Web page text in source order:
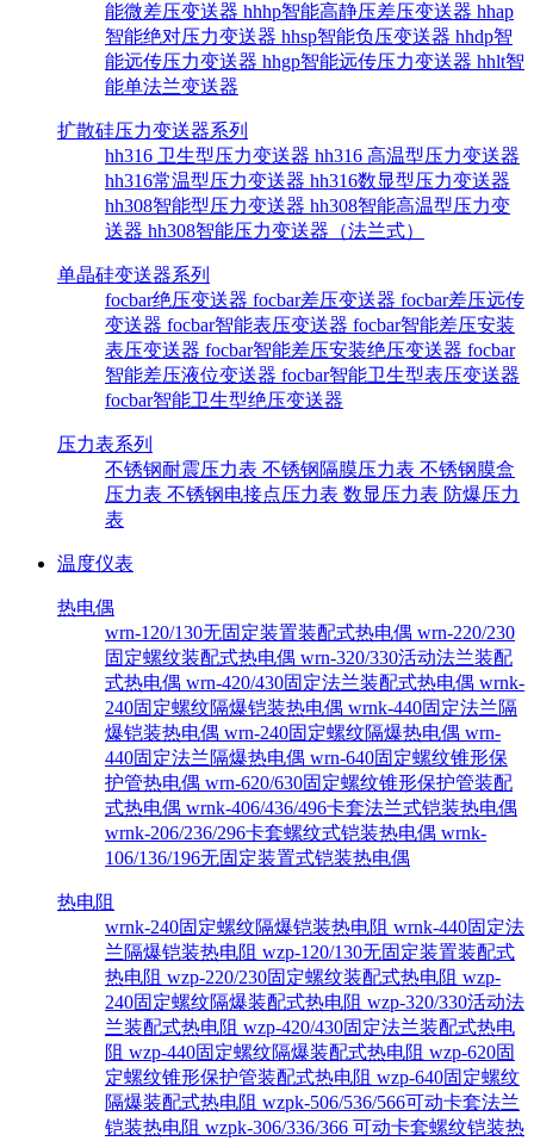
能微差压变送器 hhhp智能高静压差压变送器 hhap
智能绝对压力变送器 hhsp智能负压变送器 hhdp智
能远传压力变送器 hhgp智能远传压力变送器 hhlt智
能单法兰变送器
扩散硅压力变送器系列
hh316 卫生型压力变送器 hh316 高温型压力变送器
hh316常温型压力变送器 hh316数显型压力变送器
hh308智能型压力变送器 hh308智能高温型压力变
送器 hh308智能压力变送器（法兰式）
单晶硅变送器系列
focbar绝压变送器 focbar差压变送器 focbar差压远传
变送器 focbar智能表压变送器 focbar智能差压安装
表压变送器 focbar智能差压安装绝压变送器 focbar
智能差压液位变送器 focbar智能卫生型表压变送器
focbar智能卫生型绝压变送器
压力表系列
不锈钢耐震压力表 不锈钢隔膜压力表 不锈钢膜盒
压力表 不锈钢电接点压力表 数显压力表 防爆压力
表
温度仪表
热电偶
wrn-120/130无固定装置装配式热电偶 wrn-220/230
固定螺纹装配式热电偶 wrn-320/330活动法兰装配
式热电偶 wrn-420/430固定法兰装配式热电偶 wrnk-
240固定螺纹隔爆铠装热电偶 wrnk-440固定法兰隔
爆铠装热电偶 wrn-240固定螺纹隔爆热电偶 wrn-
440固定法兰隔爆热电偶 wrn-640固定螺纹锥形保
护管热电偶 wrn-620/630固定螺纹锥形保护管装配
式热电偶 wrnk-406/436/496卡套法兰式铠装热电偶
wrnk-206/236/296卡套螺纹式铠装热电偶 wrnk-
106/136/196无固定装置式铠装热电偶
热电阻
wrnk-240固定螺纹隔爆铠装热电阻 wrnk-440固定法
兰隔爆铠装热电阻 wzp-120/130无固定装置装配式
热电阻 wzp-220/230固定螺纹装配式热电阻 wzp-
240固定螺纹隔爆装配式热电阻 wzp-320/330活动法
兰装配式热电阻 wzp-420/430固定法兰装配式热电
阻 wzp-440固定螺纹隔爆装配式热电阻 wzp-620固
定螺纹锥形保护管装配式热电阻 wzp-640固定螺纹
隔爆装配式热电阻 wzpk-506/536/566可动卡套法兰
铠装热电阻 wzpk-306/336/366 可动卡套螺纹铠装热